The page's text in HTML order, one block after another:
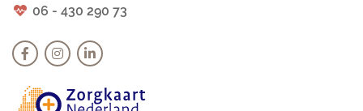
06 - 430 290 73